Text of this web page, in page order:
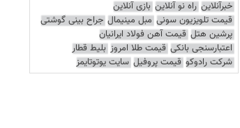
خبرآنلاین راه نو آنلاین بازی آنلاین
قیمت تلویزیون سونی مبل مینیمال جراح بینی گوشتی
پرشین هتل قیمت آهن فولاد ایرانیان
اعتبارسنجی بانکی قیمت طلا امروز بلیط قطار
شرکت رادوکو قیمت پروفیل سایت یوتوتایمز